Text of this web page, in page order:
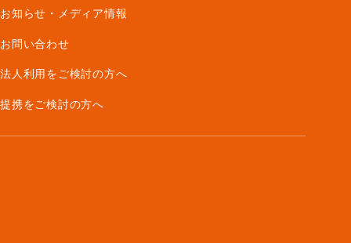
お知らせ・メディア情報
お問い合わせ
法人利用をご検討の方へ
提携をご検討の方へ